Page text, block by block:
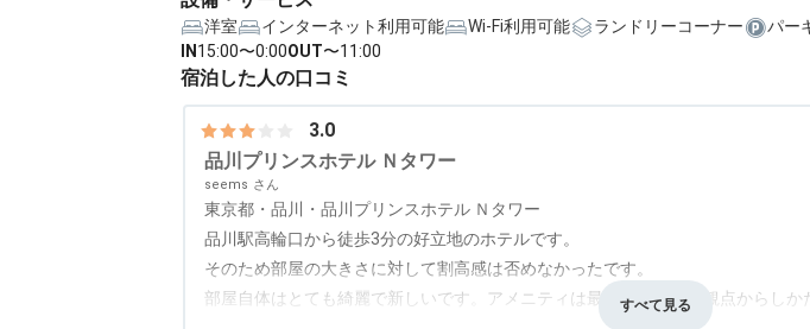
洋室 インターネット利用可能 Wi-Fi利用可能 ランドリーコーナー
パー
IN 15:00〜0:00OUT〜11:00
宿泊した人の口コミ
3.0
品川プリンスホテル Ｎタワー
seems
東京都・品川・品川プリンスホテル Ｎタワー
品川駅高輪口から徒歩3分の好立地のホテルです。
そのため部屋の大きさに対して割高感は否めなかったです。
部屋自体はとても綺麗で新しいです。アメニティは最小限でエコの観点からしか